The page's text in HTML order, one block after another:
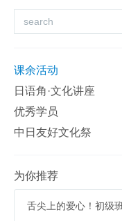
课余活动
日语角·文化讲座
优秀学员
中日友好文化祭
为你推荐
舌尖上的爱心！初级